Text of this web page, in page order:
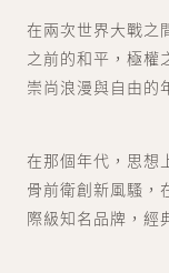
在兩次世界大戰之
之前的和平，極權
崇尚浪漫與自由的
在那個年代，思想
骨前衛創新風騷，
際級知名品牌，